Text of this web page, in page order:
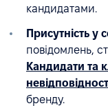
кандидатами.
Присутність у
повідомлень,
Кандидати та
бренду.